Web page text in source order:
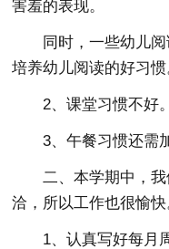
害羞的表现。
同时，一些幼儿
培养幼儿阅读的好习惯
2、课堂习惯不好。
3、午餐习惯还需
二、本学期中，
洽，所以工作也很愉快
1、认真写好每月